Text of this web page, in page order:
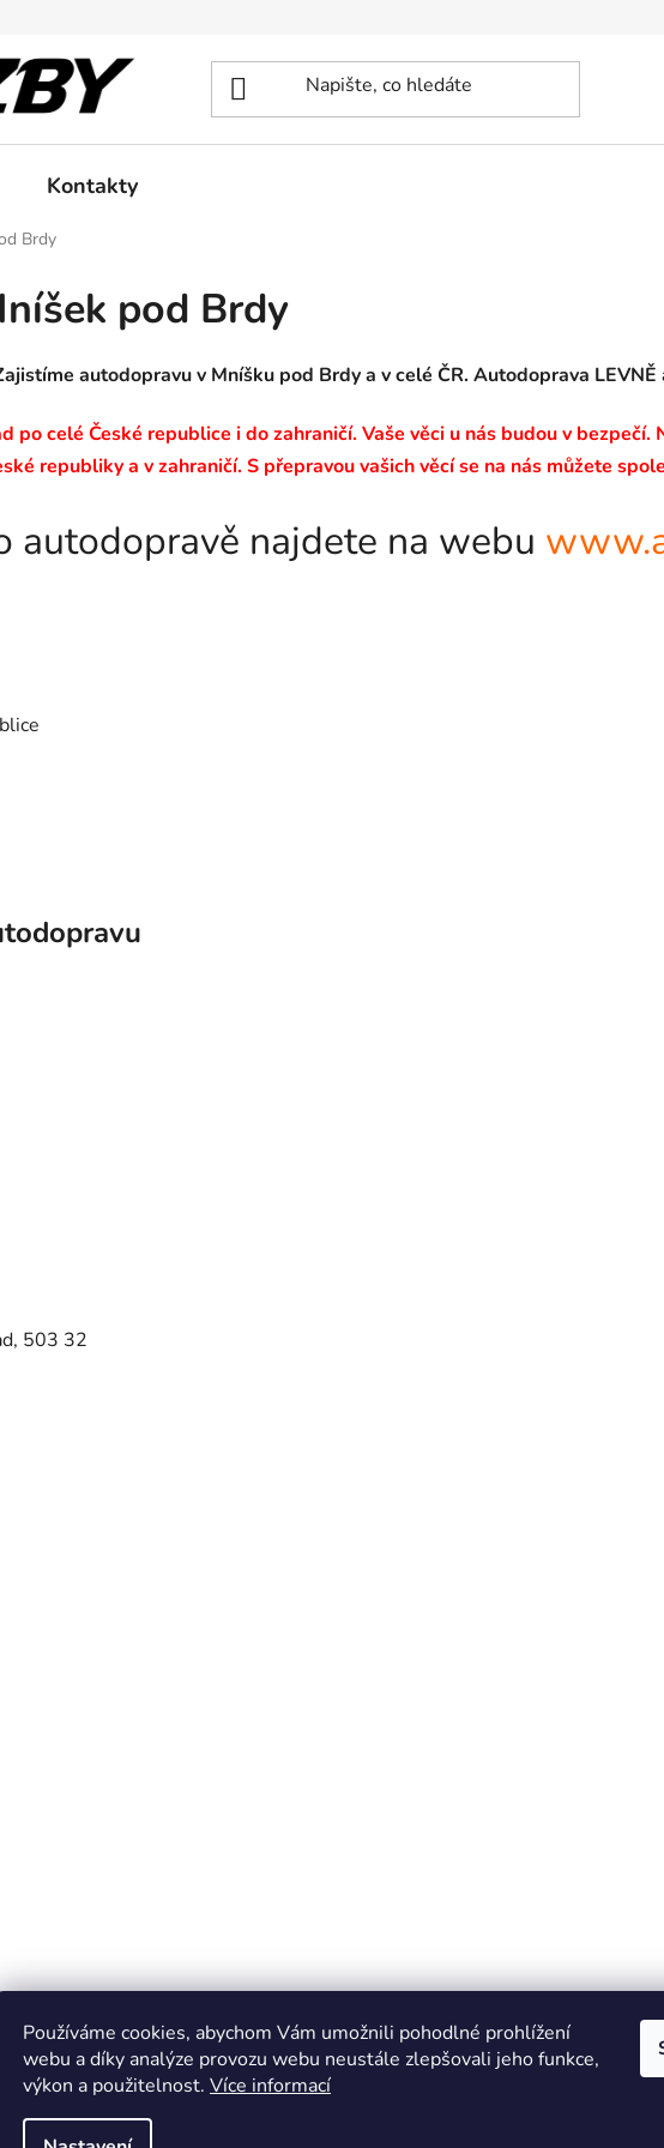
Používáme cookies, abychom Vám umožnili pohodlné prohlížení
webu a díky analýze provozu webu neustále zlepšovali jeho funkce,
výkon a použitelnost. Více informací
Kontakty
Brdy
pod Brdy
autodopravu v Mníšku pod Brdy a v celé ČR. Autodoprava LEVNĚ
po celé České republice i do zahraničí. Vaše věci u nás budou v
republiky a v zahraničí. S přepravou vašich věcí se na nás můžete
autodopravě najdete na webu
503 32
Online marketing zajišťuje společnost X-VISION